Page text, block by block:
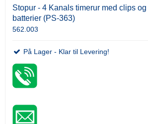
Stopur - 4 Kanals timerur med clips
batterier (PS-363)
562.003
På Lager - Klar til Levering!